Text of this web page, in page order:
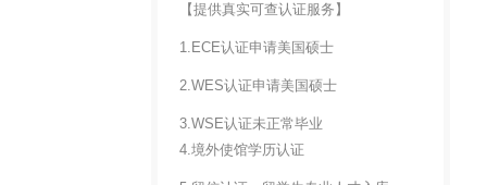
【提供真实可查认证服务】
1.ECE认证申请美国硕士
2.WES认证申请美国硕士
3.WSE认证未正常毕业
4.境外使馆学历认证